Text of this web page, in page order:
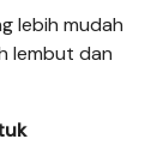
lebih mudah
lembut dan